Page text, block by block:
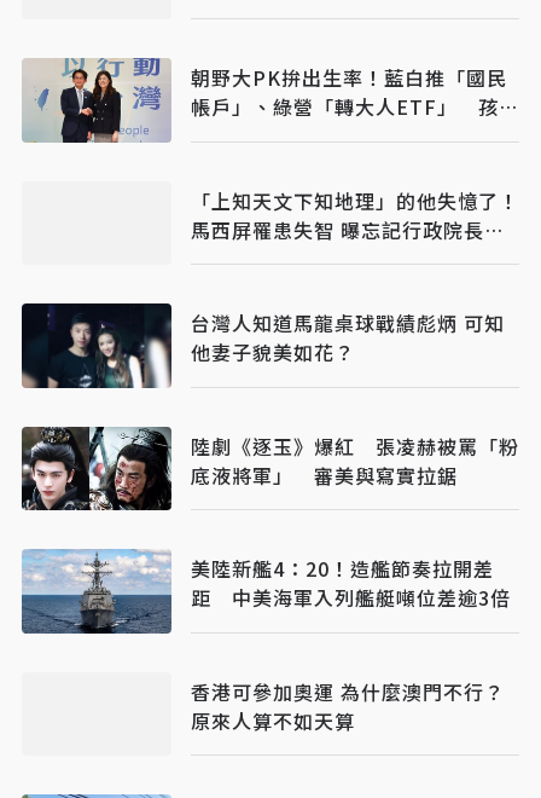
朝野大PK拚出生率！藍白推「國民
帳戶」、綠營「轉大人ETF」 孩子
成年就有第一筆資本
「上知天文下知地理」的他失憶了！
馬西屏罹患失智 曝忘記行政院長姓
名心酸歷程
台灣人知道馬龍桌球戰績彪炳 可知
他妻子貌美如花？
陸劇《逐玉》爆紅 張凌赫被罵「粉
底液將軍」 審美與寫實拉鋸
美陸新艦4：20！造艦節奏拉開差
距 中美海軍入列艦艇噸位差逾3倍
香港可參加奧運 為什麼澳門不行？
原來人算不如天算